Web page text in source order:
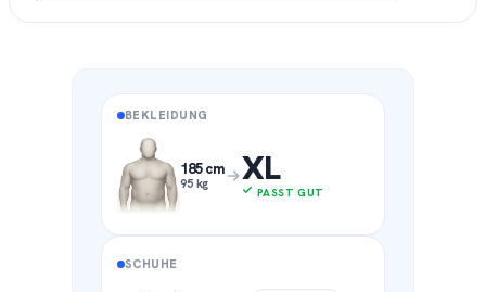
BEKLEIDUNG
185 cm
95 kg XL
PASST GUT
SCHUHE